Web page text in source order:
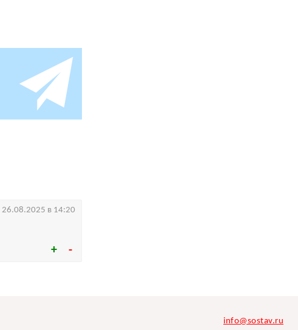
26.08.2025 в 14:20
info@sostav.ru